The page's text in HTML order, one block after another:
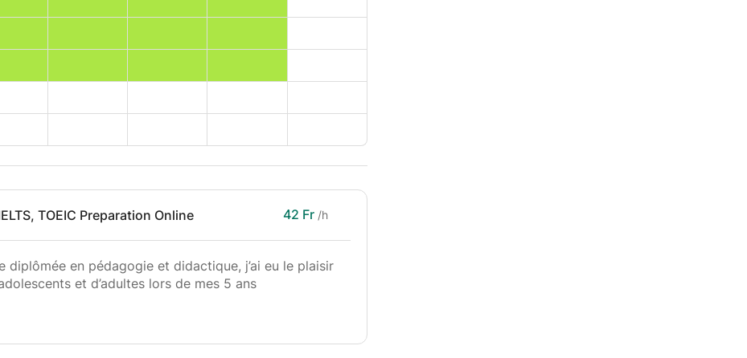
TOEIC Preparation Online 42 Fr /h
diplômée en pédagogie et didactique, j’ai eu le plaisir
et d’adultes lors de mes 5 ans